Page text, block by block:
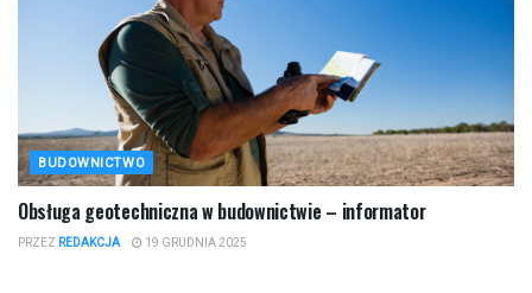
BUDOWNICTWO
​Obsługa geotechniczna w budownictwie – informator
PRZEZ REDAKCJA 19 GRUDNIA 2025